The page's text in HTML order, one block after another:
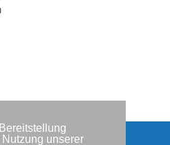
unserer